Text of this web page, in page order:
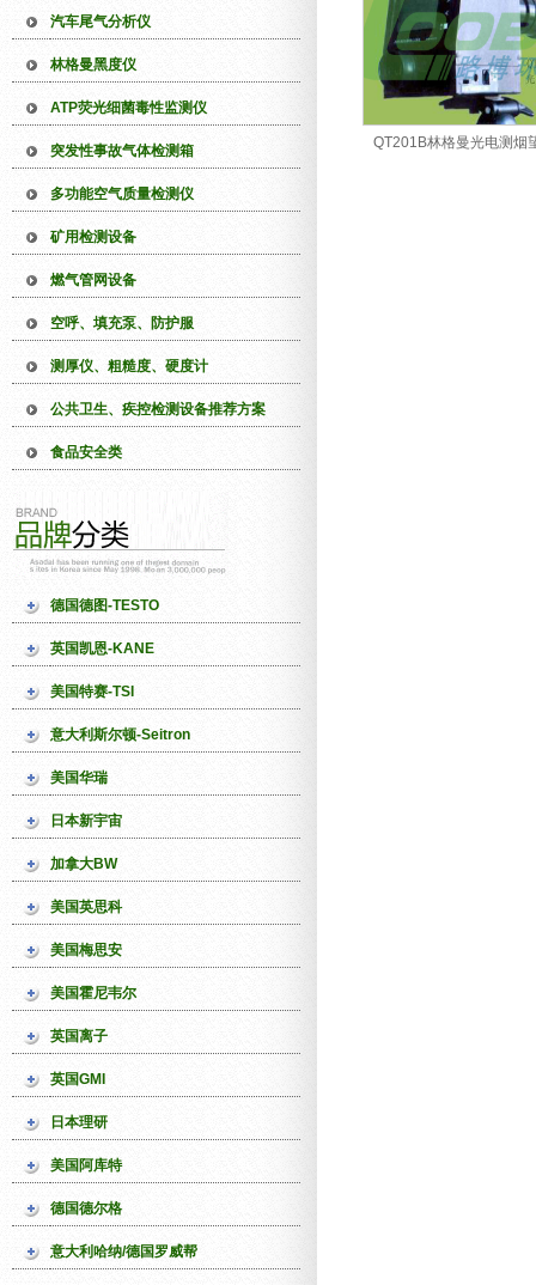
汽车尾气分析仪
林格曼黑度仪
ATP荧光细菌毒性监测仪
突发性事故气体检测箱
多功能空气质量检测仪
矿用检测设备
燃气管网设备
空呼、填充泵、防护服
测厚仪、粗糙度、硬度计
公共卫生、疾控检测设备推荐方案
食品安全类
德国德图-TESTO
英国凯恩-KANE
美国特赛-TSI
意大利斯尔顿-Seitron
美国华瑞
日本新宇宙
加拿大BW
美国英思科
美国梅思安
美国霍尼韦尔
英国离子
英国GMI
日本理研
美国阿库特
德国德尔格
意大利哈纳/德国罗威帮
QT201B林格曼光电测烟